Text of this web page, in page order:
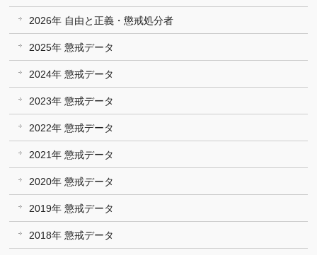
2026年 自由と正義・懲戒処分者
2025年 懲戒データ
2024年 懲戒データ
2023年 懲戒データ
2022年 懲戒データ
2021年 懲戒データ
2020年 懲戒データ
2019年 懲戒データ
2018年 懲戒データ